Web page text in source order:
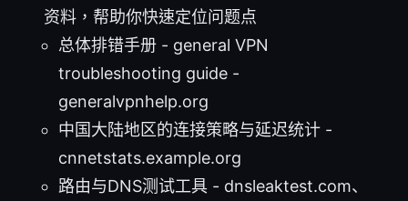
资料，帮助你快速定位问题点
总体排错手册 - general VPN
troubleshooting guide -
generalvpnhelp.org
中国大陆地区的连接策略与延迟统计 -
cnnetstats.example.org
路由与DNS测试工具 - dnsleaktest.com、